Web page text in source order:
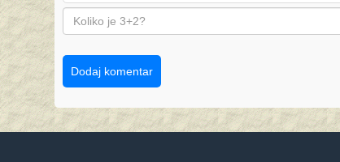
Dodaj komentar